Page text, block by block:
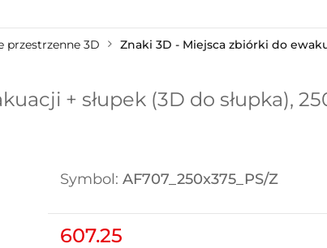
przestrzenne 3D Znaki 3D - Miejsca zbiórki do
+ słupek (3D do słupka),
Symbol: AF707_250x375_PS/Z
607.25